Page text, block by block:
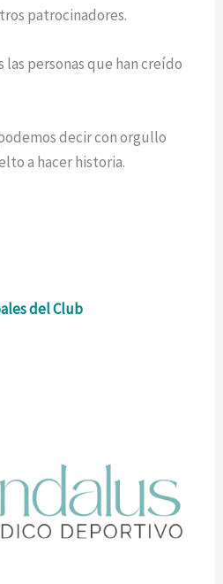
patrocinadores.
personas que han creído
decir con orgullo
a hacer historia.
del Club